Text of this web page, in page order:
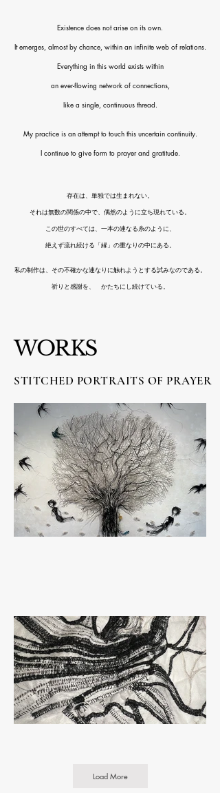
Existence does not arise on its own.
It emerges, almost by chance, within an infinite web of relations.
Everything in this world exists within
an ever-flowing network of connections,
like a single, continuous thread.
My practice is an attempt to touch this uncertain continuity.
I continue to give form to prayer and gratitude.
存在は、単独では生まれない。
それは無数の関係の中で、偶然のように立ち現れている。
この世のすべては、一本の連なる糸のように、
絶えず流れ続ける「縁」の重なりの中にある。
私の制作は、その不確かな連なりに触れようとする試みなのである。
祈りと感謝を、 かたちにし続けている。
​WORKS
STITCHED PORTRAITS OF PRAYER
Load More